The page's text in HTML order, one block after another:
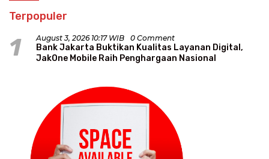
Terpopuler
1 August 3, 2026 10:17 WIB 0 Comment
Bank Jakarta Buktikan Kualitas Layanan Digital,
JakOne Mobile Raih Penghargaan Nasional